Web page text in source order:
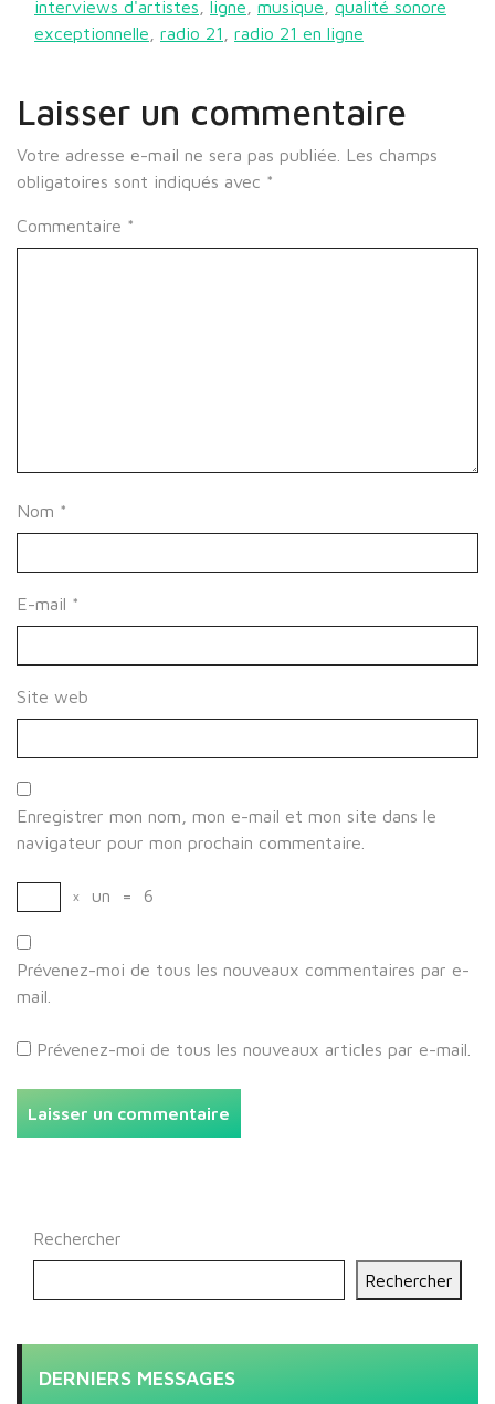
interviews d'artistes ligne musique
qualité sonore
exceptionnelle
radio 21 radio 21 en ligne
Laisser un commentaire
Votre adresse e-mail ne sera pas publiée.
Les champs
obligatoires sont indiqués avec *
Commentaire *
Nom *
E-mail *
Site web
Enregistrer mon nom, mon e-mail et mon site dans le
navigateur pour mon prochain commentaire.
× un = 6
Prévenez-moi de tous les nouveaux commentaires par e-
mail.
Prévenez-moi de tous les nouveaux articles par e-mail.
Rechercher
Rechercher
DERNIERS MESSAGES